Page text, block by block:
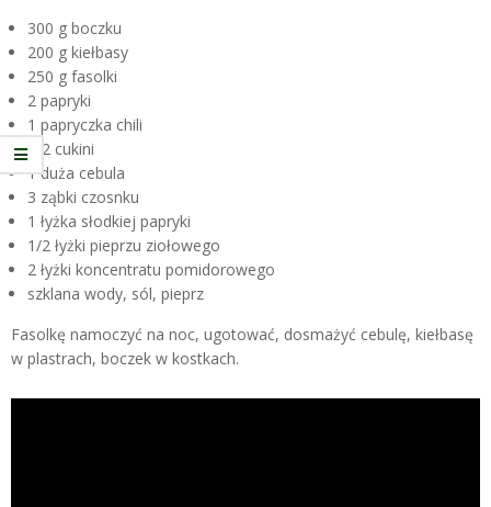
300 g boczku
200 g kiełbasy
250 g fasolki
2 papryki
1 papryczka chili
1/2 cukini
1 duża cebula
3 ząbki czosnku
1 łyżka słodkiej papryki
1/2 łyżki pieprzu ziołowego
2 łyżki koncentratu pomidorowego
szklana wody, sól, pieprz
Fasolkę namoczyć na noc, ugotować, dosmażyć cebulę, kiełbasę
w plastrach, boczek w kostkach.